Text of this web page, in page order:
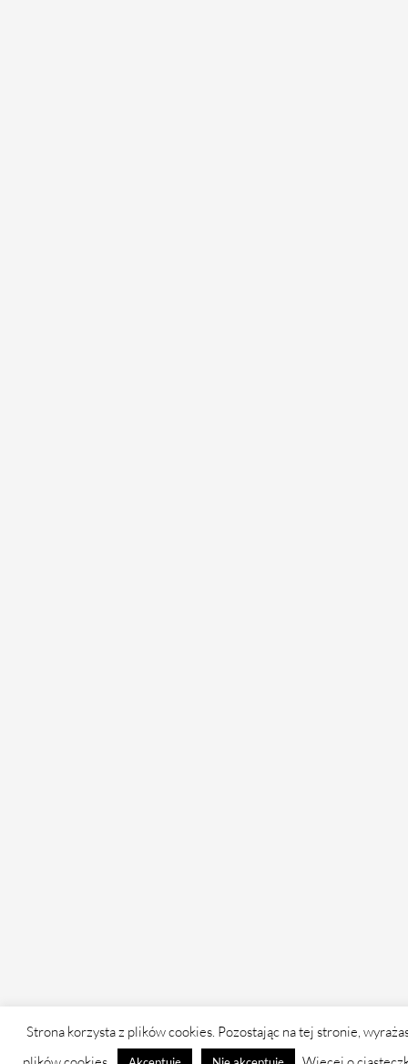
Strona korzysta z plików cookies. Pozostając na tej stronie,